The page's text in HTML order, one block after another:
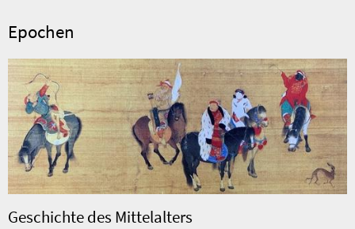
Epochen
Geschichte des Mittelalters